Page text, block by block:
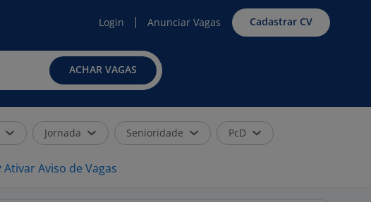
Login Anunciar Vagas Cadastrar CV
ACHAR VAGAS
Jornada Senioridade PcD
Ativar Aviso de Vagas